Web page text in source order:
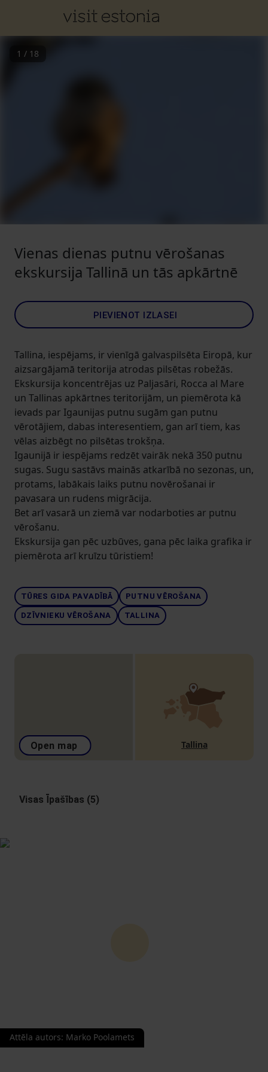
1 / 18
Vienas dienas putnu vērošanas
ekskursija Tallinā un tās apkārtnē
PIEVIENOT IZLASEI
Tallina, iespējams, ir vienīgā galvaspilsēta Eiropā, kur
aizsargājamā teritorija atrodas pilsētas robežās.
Ekskursija koncentrējas uz Paljasāri, Rocca al Mare
un Tallinas apkārtnes teritorijām, un piemērota kā
ievads par Igaunijas putnu sugām gan putnu
vērotājiem, dabas interesentiem, gan arī tiem, kas
vēlas aizbēgt no pilsētas trokšņa.
Igaunijā ir iespējams redzēt vairāk nekā 350 putnu
sugas. Sugu sastāvs mainās atkarībā no sezonas, un,
protams, labākais laiks putnu novērošanai ir
pavasara un rudens migrācija.
Bet arī vasarā un ziemā var nodarboties ar putnu
vērošanu.
Ekskursija gan pēc uzbūves, gana pēc laika grafika ir
piemērota arī kruīzu tūristiem!
TŪRES GIDA PAVADĪBĀ PUTNU VĒROŠANA
DZĪVNIEKU VĒROŠANA TALLINA
Open map Tallina
Visas Īpašības (5)
Attēla autors: Marko Poolamets